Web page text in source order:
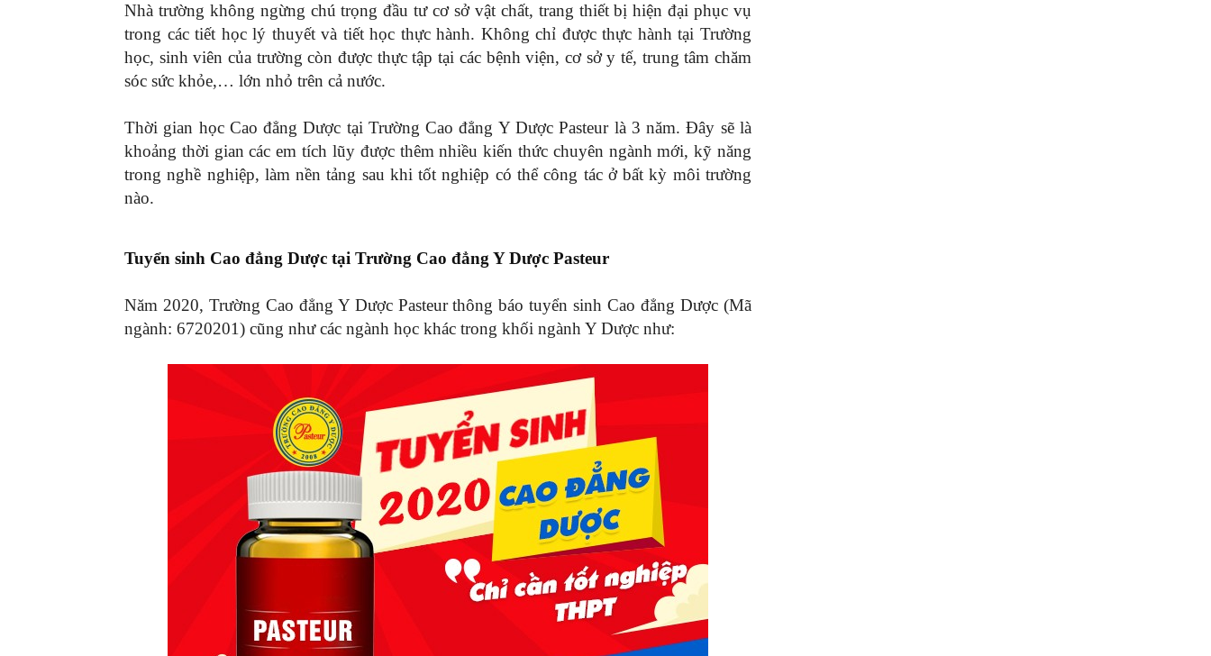
Nhà trường không ngừng chú trọng đầu tư cơ sở vật chất, trang thiết bị hiện đại phục vụ
trong các tiết học lý thuyết và tiết học thực hành. Không chỉ được thực hành tại Trường
học, sinh viên của trường còn được thực tập tại các bệnh viện, cơ sở y tế, trung tâm chăm
sóc sức khỏe,… lớn nhỏ trên cả nước.
Thời gian học Cao đẳng Dược tại Trường Cao đẳng Y Dược Pasteur là 3 năm. Đây sẽ là
khoảng thời gian các em tích lũy được thêm nhiều kiến thức chuyên ngành mới, kỹ năng
trong nghề nghiệp, làm nền tảng sau khi tốt nghiệp có thể công tác ở bất kỳ môi trường
nào.
Tuyển sinh Cao đẳng Dược tại Trường Cao đẳng Y Dược Pasteur
Năm 2020, Trường Cao đẳng Y Dược Pasteur thông báo tuyển sinh Cao đẳng Dược (Mã
ngành: 6720201) cũng như các ngành học khác trong khối ngành Y Dược như: